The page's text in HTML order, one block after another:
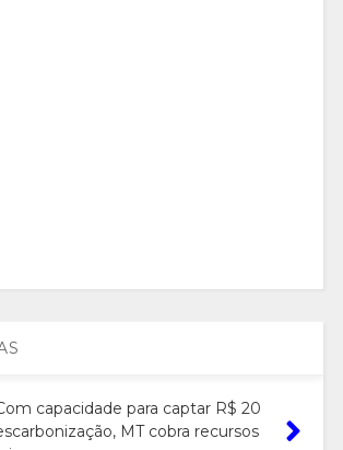
capacidade para captar R$ 20
MT cobra recursos